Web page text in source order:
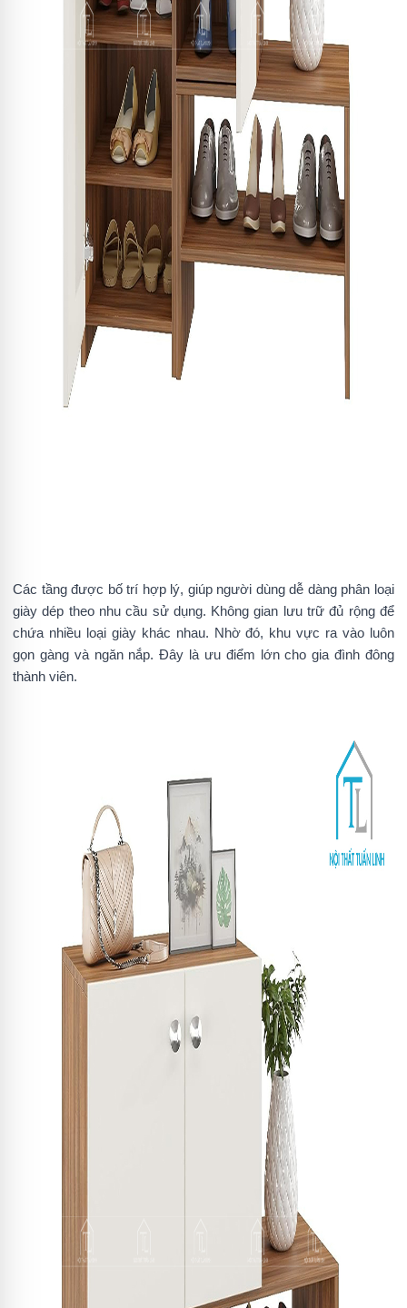
Các tầng được bố trí hợp lý, giúp người dùng dễ dàng phân loại
giày dép theo nhu cầu sử dụng. Không gian lưu trữ đủ rộng để
chứa nhiều loại giày khác nhau. Nhờ đó, khu vực ra vào luôn
gọn gàng và ngăn nắp. Đây là ưu điểm lớn cho gia đình đông
thành viên.